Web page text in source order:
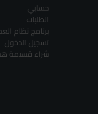
حسابي
الطلبات
برنامج نظام
تسجيل الدخول
شراء قسيمة